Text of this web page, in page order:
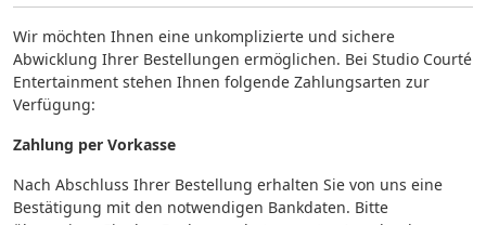
Wir möchten Ihnen eine unkomplizierte und sichere
Abwicklung Ihrer Bestellungen ermöglichen. Bei Studio Courté
Entertainment stehen Ihnen folgende Zahlungsarten zur
Verfügung:
Zahlung per Vorkasse
Nach Abschluss Ihrer Bestellung erhalten Sie von uns eine
Bestätigung mit den notwendigen Bankdaten. Bitte